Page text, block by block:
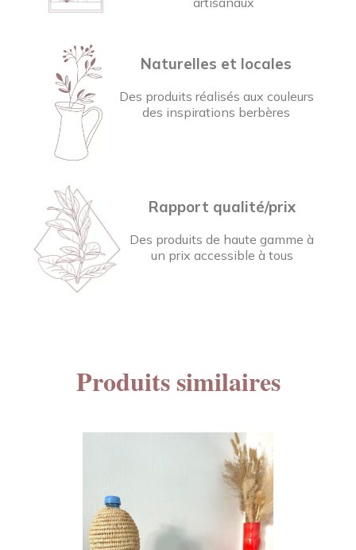
Naturelles et locales
Des produits réalisés aux couleurs
des inspirations berbères
Rapport qualité/prix
Des produits de haute gamme à
un prix accessible à tous
Produits similaires